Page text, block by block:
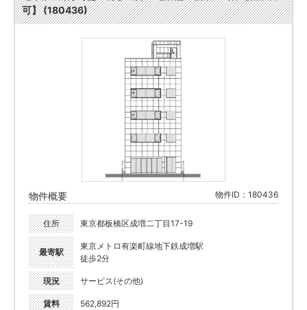
可】 (180436)
物件概要 物件ID：180436
住所 東京都板橋区成増二丁目17-19
最寄駅
東京メトロ有楽町線地下鉄成増駅
徒歩2分
現況 サービス(その他)
賃料 562,892円